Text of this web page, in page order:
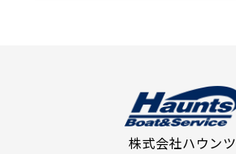
株式会社ハウンツ